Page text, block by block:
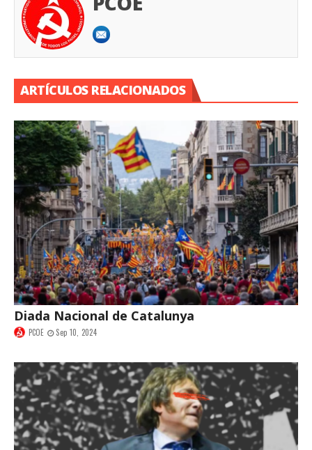
ARTÍCULOS RELACIONADOS
Diada Nacional de Catalunya
PCOE Sep 10, 2024